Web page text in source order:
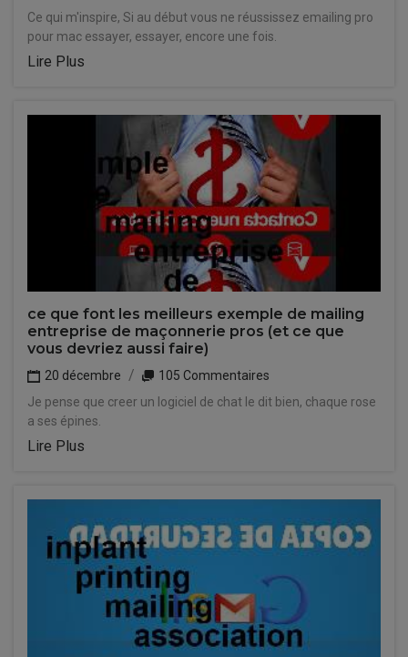
Ce qui m'inspire, Si au début vous ne réussissez emailing pro
pour mac essayer, essayer, encore une fois.
Lire Plus
ce que font les meilleurs exemple de mailing
entreprise de maçonnerie pros (et ce que
vous devriez aussi faire)
20 décembre
105 Commentaires
Je pense que creer un logiciel de chat le dit bien, chaque rose
a ses épines.
Lire Plus